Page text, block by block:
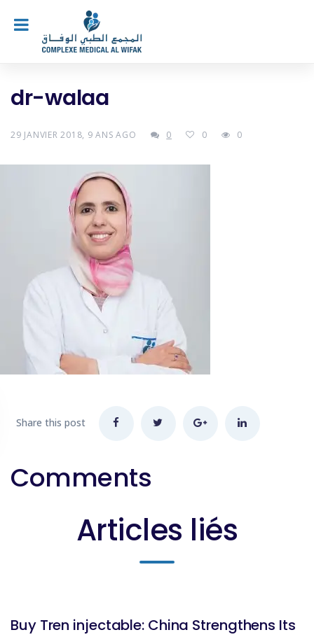
dr-walaa
29 JANVIER 2018, 9 ANS AGO 0 0 0
Share this post
Comments
Articles liés
Buy Tren injectable: China Strengthens Its